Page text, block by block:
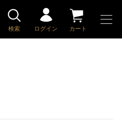
検索 ログイン カート